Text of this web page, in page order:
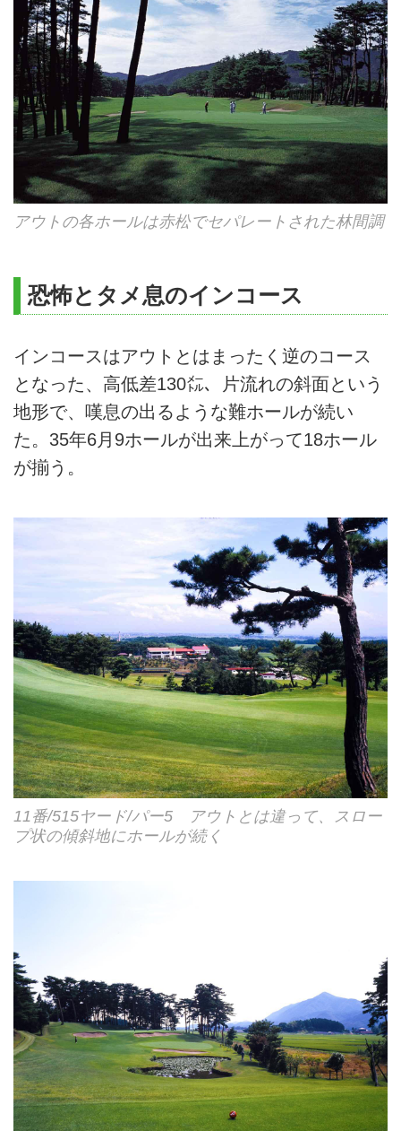
アウトの各ホールは赤松でセパレートされた林間調
恐怖とタメ息のインコース
インコースはアウトとはまったく逆のコース
となった、高低差130㍍、片流れの斜面という
地形で、嘆息の出るような難ホールが続い
た。35年6月9ホールが出来上がって18ホール
が揃う。
11番/515ヤード/パー5 アウトとは違って、スロー
プ状の傾斜地にホールが続く